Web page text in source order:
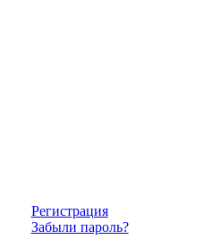
Регистрация
Забыли пароль?